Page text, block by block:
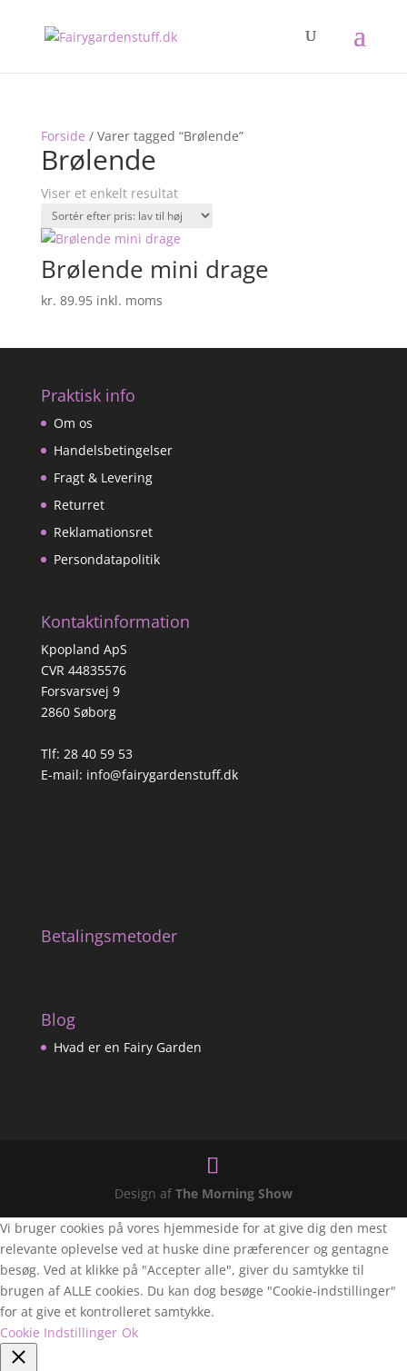
Forside / Varer tagged “Brølende”
Brølende
Viser et enkelt resultat
Brølende mini drage
kr. 89.95 inkl. moms
Praktisk info
Om os
Handelsbetingelser
Fragt & Levering
Returret
Reklamationsret
Persondatapolitik
Kontaktinformation
Kpopland ApS
CVR 44835576
Forsvarsvej 9
2860 Søborg
Tlf: 28 40 59 53
E-mail: info@fairygardenstuff.dk
Betalingsmetoder
Blog
Hvad er en Fairy Garden
Design af The Morning Show
Vi bruger cookies på vores hjemmeside for at give dig den mest
relevante oplevelse ved at huske dine præferencer og gentagne
besøg. Ved at klikke på "Accepter alle", giver du samtykke til
brugen af ALLE cookies. Du kan dog besøge "Cookie-indstillinger"
for at give et kontrolleret samtykke.
Cookie Indstillinger Ok